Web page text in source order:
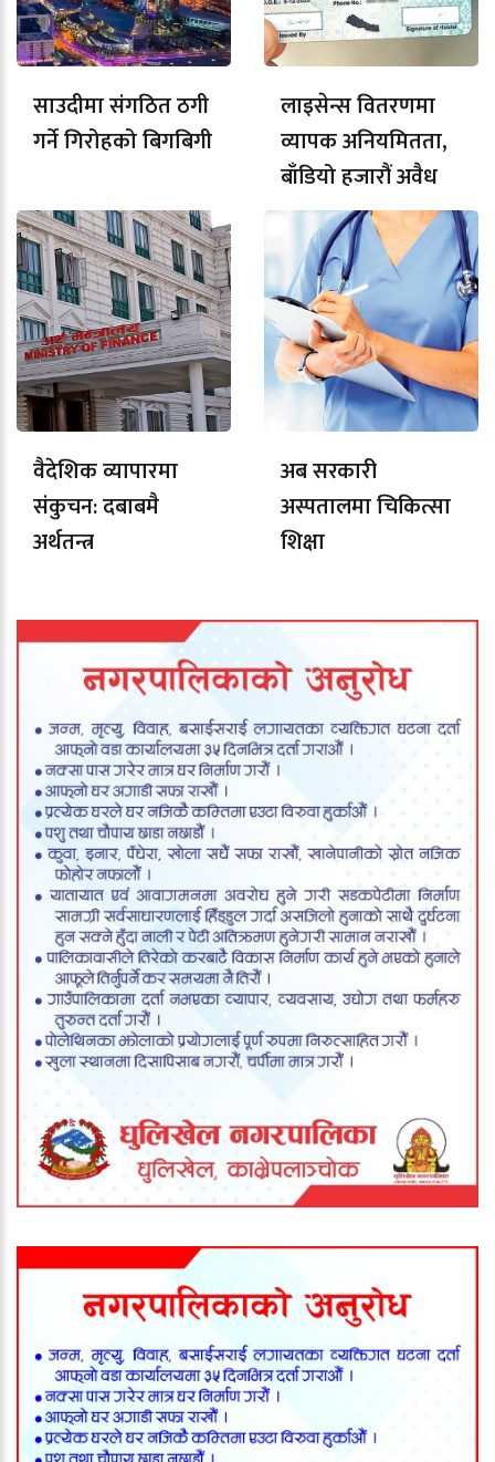
साउदीमा संगठित ठगी
गर्ने गिरोहको बिगबिगी
लाइसेन्स वितरणमा
व्यापक अनियमितता,
बाँडियो हजारौं अवैध
लाइसेन्स
वैदेशिक व्यापारमा
संकुचन: दबाबमै
अर्थतन्त्र
अब सरकारी
अस्पतालमा चिकित्सा
शिक्षा